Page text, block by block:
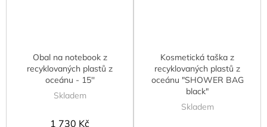
Obal na notebook z
recyklovaných plastů z
oceánu - 15''
Skladem
1 730 Kč
Kosmetická taška z
recyklovaných plastů z
oceánu "SHOWER BAG
black"
Skladem